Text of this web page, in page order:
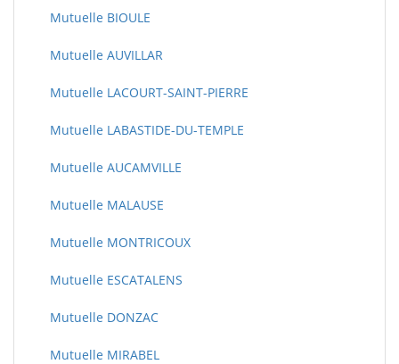
Mutuelle BIOULE
Mutuelle AUVILLAR
Mutuelle LACOURT-SAINT-PIERRE
Mutuelle LABASTIDE-DU-TEMPLE
Mutuelle AUCAMVILLE
Mutuelle MALAUSE
Mutuelle MONTRICOUX
Mutuelle ESCATALENS
Mutuelle DONZAC
Mutuelle MIRABEL